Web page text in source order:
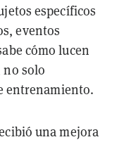
específicos
eventos
cómo lucen
no solo
entrenamiento.
una mejora